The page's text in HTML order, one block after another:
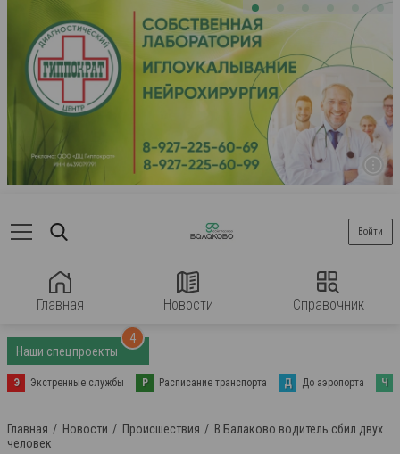
Главная Новости Справочник
Войти
Наши спецпроекты
4
Э Экстренные службы Р Расписание транспорта Д До аэропорта Ч
Главная Новости Происшествия
В Балаково водитель сбил двух
человек